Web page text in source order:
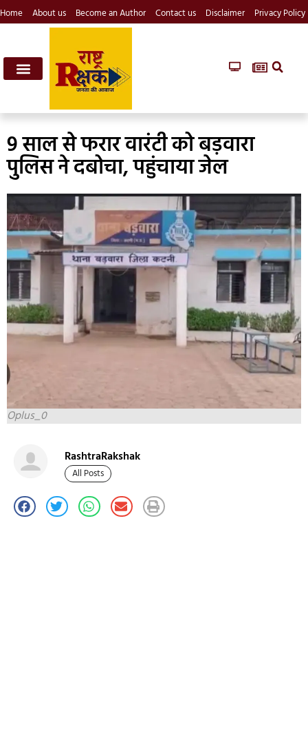
Home About us Become an Author Contact us Disclaimer Privacy Policy
9 साल से फरार वारंटी को बड़वारा
पुलिस ने दबोचा, पहुंचाया जेल
Oplus_0
RashtraRakshak
All Posts